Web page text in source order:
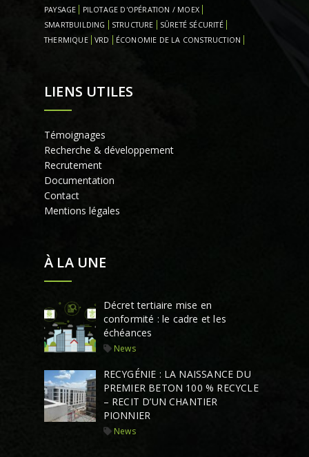
PAYSAGE
PILOTAGE D'OPÉRATION / MOEX
SMARTBUILDING
STRUCTURE
SÛRETÉ SÉCURITÉ
THERMIQUE
VRD ÉCONOMIE DE LA CONSTRUCTION
LIENS UTILES
Témoignages
Recherche & développement
Recrutement
Documentation
Contact
Mentions légales
À LA UNE
Décret tertiaire mise en
conformité : le cadre et les
échéances
News
RECYGÉNIE : LA NAISSANCE DU
PREMIER BETON 100 % RECYCLE
– RECIT D’UN CHANTIER
PIONNIER
News